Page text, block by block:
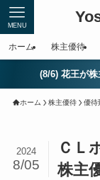
MENU
ホーム 株主優待
(8/6) 花王が株
ホーム 株主優待 優待
ＣＬ
株主
2024
8/05